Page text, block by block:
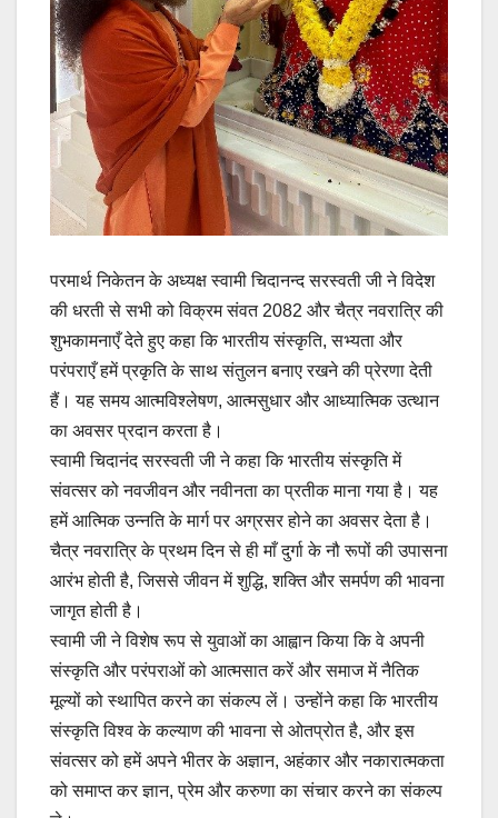
परमार्थ निकेतन के अध्यक्ष स्वामी चिदानन्द सरस्वती जी ने विदेश
की धरती से सभी को विक्रम संवत 2082 और चैत्र नवरात्रि की
शुभकामनाएँ देते हुए कहा कि भारतीय संस्कृति, सभ्यता और
परंपराएँ हमें प्रकृति के साथ संतुलन बनाए रखने की प्रेरणा देती
हैं। यह समय आत्मविश्लेषण, आत्मसुधार और आध्यात्मिक उत्थान
का अवसर प्रदान करता है।
स्वामी चिदानंद सरस्वती जी ने कहा कि भारतीय संस्कृति में
संवत्सर को नवजीवन और नवीनता का प्रतीक माना गया है। यह
हमें आत्मिक उन्नति के मार्ग पर अग्रसर होने का अवसर देता है।
चैत्र नवरात्रि के प्रथम दिन से ही माँ दुर्गा के नौ रूपों की उपासना
आरंभ होती है, जिससे जीवन में शुद्धि, शक्ति और समर्पण की भावना
जागृत होती है।
स्वामी जी ने विशेष रूप से युवाओं का आह्वान किया कि वे अपनी
संस्कृति और परंपराओं को आत्मसात करें और समाज में नैतिक
मूल्यों को स्थापित करने का संकल्प लें। उन्होंने कहा कि भारतीय
संस्कृति विश्व के कल्याण की भावना से ओतप्रोत है, और इस
संवत्सर को हमें अपने भीतर के अज्ञान, अहंकार और नकारात्मकता
को समाप्त कर ज्ञान, प्रेम और करुणा का संचार करने का संकल्प